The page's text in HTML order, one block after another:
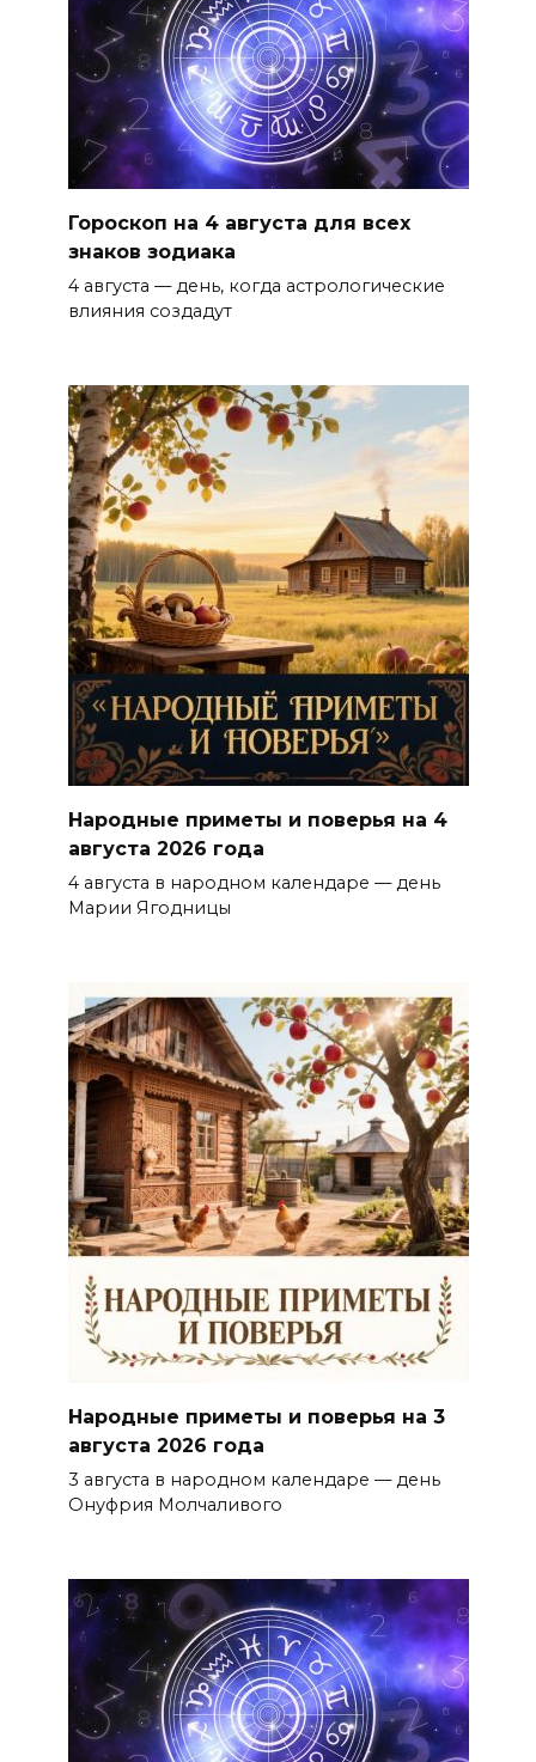
Гороскоп на 4 августа для всех
знаков зодиака
4 августа — день, когда астрологические
влияния создадут
Народные приметы и поверья на 4
августа 2026 года
4 августа в народном календаре — день
Марии Ягодницы
Народные приметы и поверья на 3
августа 2026 года
3 августа в народном календаре — день
Онуфрия Молчаливого